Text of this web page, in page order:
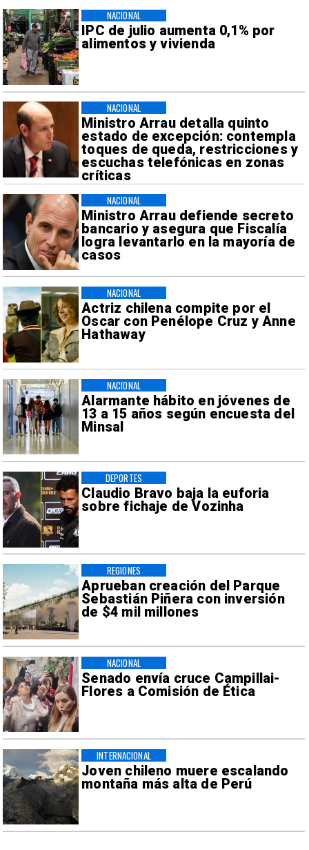
IPC de julio aumenta 0,1% por
alimentos y vivienda
NACIONAL
Ministro Arrau detalla quinto
estado de excepción: contempla
toques de queda, restricciones y
escuchas telefónicas en zonas
críticas
NACIONAL
Ministro Arrau defiende secreto
bancario y asegura que Fiscalía
logra levantarlo en la mayoría de
casos
NACIONAL
Actriz chilena compite por el
Oscar con Penélope Cruz y Anne
Hathaway
NACIONAL
Alarmante hábito en jóvenes de
13 a 15 años según encuesta del
Minsal
NACIONAL
Claudio Bravo baja la euforia
sobre fichaje de Vozinha
DEPORTES
Aprueban creación del Parque
Sebastián Piñera con inversión
de $4 mil millones
REGIONES
Senado envía cruce Campillai-
Flores a Comisión de Ética
NACIONAL
Joven chileno muere escalando
montaña más alta de Perú
INTERNACIONAL